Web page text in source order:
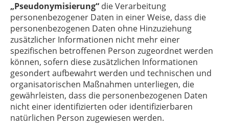
„Pseudonymisierung“ die Verarbeitung
personenbezogener Daten in einer Weise, dass die
personenbezogenen Daten ohne Hinzuziehung
zusätzlicher Informationen nicht mehr einer
spezifischen betroffenen Person zugeordnet werden
können, sofern diese zusätzlichen Informationen
gesondert aufbewahrt werden und technischen und
organisatorischen Maßnahmen unterliegen, die
gewährleisten, dass die personenbezogenen Daten
nicht einer identifizierten oder identifizierbaren
natürlichen Person zugewiesen werden.